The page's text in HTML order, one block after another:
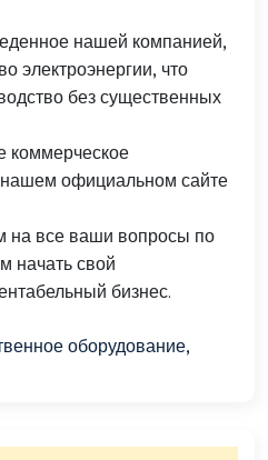
нашей компанией,
электроэнергии, что
без существенных
коммерческое
официальном сайте
на все ваши вопросы по
начать свой
бизнес.
оборудование,